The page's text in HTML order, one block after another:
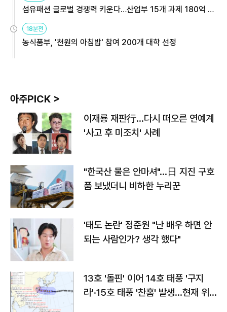
섬유패션 글로벌 경쟁력 키운다…산업부 15개 과제 180억 지
원
18분전
농식품부, '천원의 아침밥' 참여 200개 대학 선정
아주PICK >
이재룡 재판行…다시 떠오른 연예계
'사고 후 미조치' 사례
"한국산 물은 안마셔"…日 지진 구호
품 보냈더니 비하한 누리꾼
'태도 논란' 정준원 "난 배우 하면 안
되는 사람인가? 생각 했다"
13호 '돌핀' 이어 14호 태풍 '구지
라'·15호 태풍 '찬홈' 발생…현재 위